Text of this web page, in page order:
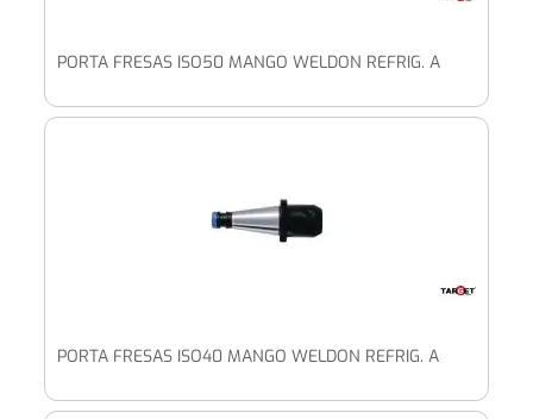
PORTA FRESAS ISO50 MANGO WELDON REFRIG. A
PORTA FRESAS ISO40 MANGO WELDON REFRIG. A